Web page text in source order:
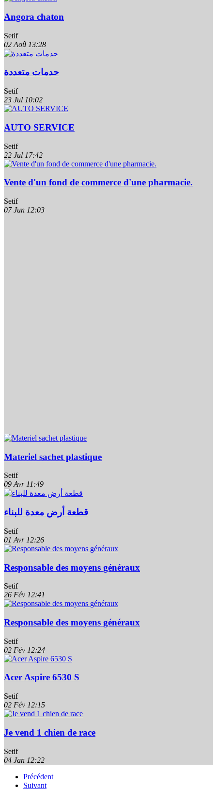
Angora chaton
Setif
02 Aoû 13:28
حدمات متعددة
Setif
23 Jul 10:02
AUTO SERVICE
Setif
22 Jul 17:42
Vente d'un fond de commerce d'une pharmacie.
Setif
07 Jun 12:03
Materiel sachet plastique
Setif
09 Avr 11:49
قطعة أرض معدة للبناء
Setif
01 Avr 12:26
Responsable des moyens généraux
Setif
26 Fév 12:41
Responsable des moyens généraux
Setif
02 Fév 12:24
Acer Aspire 6530 S
Setif
02 Fév 12:15
Je vend 1 chien de race
Setif
04 Jan 12:22
Précédent
Suivant